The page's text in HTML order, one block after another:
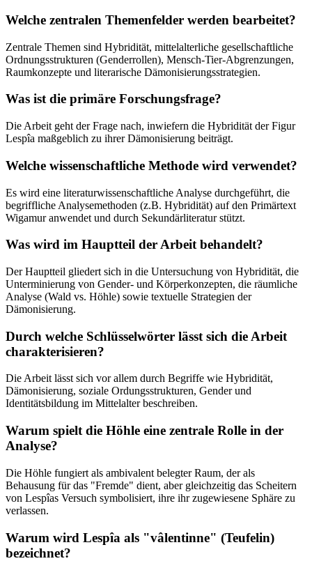
Welche zentralen Themenfelder werden bearbeitet?
Zentrale Themen sind Hybridität, mittelalterliche gesellschaftliche
Ordnungsstrukturen (Genderrollen), Mensch-Tier-Abgrenzungen,
Raumkonzepte und literarische Dämonisierungsstrategien.
Was ist die primäre Forschungsfrage?
Die Arbeit geht der Frage nach, inwiefern die Hybridität der Figur
Lespîa maßgeblich zu ihrer Dämonisierung beiträgt.
Welche wissenschaftliche Methode wird verwendet?
Es wird eine literaturwissenschaftliche Analyse durchgeführt, die
begriffliche Analysemethoden (z.B. Hybridität) auf den Primärtext
Wigamur anwendet und durch Sekundärliteratur stützt.
Was wird im Hauptteil der Arbeit behandelt?
Der Hauptteil gliedert sich in die Untersuchung von Hybridität, die
Unterminierung von Gender- und Körperkonzepten, die räumliche
Analyse (Wald vs. Höhle) sowie textuelle Strategien der
Dämonisierung.
Durch welche Schlüsselwörter lässt sich die Arbeit
charakterisieren?
Die Arbeit lässt sich vor allem durch Begriffe wie Hybridität,
Dämonisierung, soziale Ordungsstrukturen, Gender und
Identitätsbildung im Mittelalter beschreiben.
Warum spielt die Höhle eine zentrale Rolle in der
Analyse?
Die Höhle fungiert als ambivalent belegter Raum, der als
Behausung für das "Fremde" dient, aber gleichzeitig das Scheitern
von Lespîas Versuch symbolisiert, ihre ihr zugewiesene Sphäre zu
verlassen.
Warum wird Lespîa als "vâlentinne" (Teufelin)
bezeichnet?